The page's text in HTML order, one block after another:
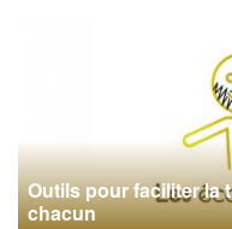
Outils pour faciliter la
chacun